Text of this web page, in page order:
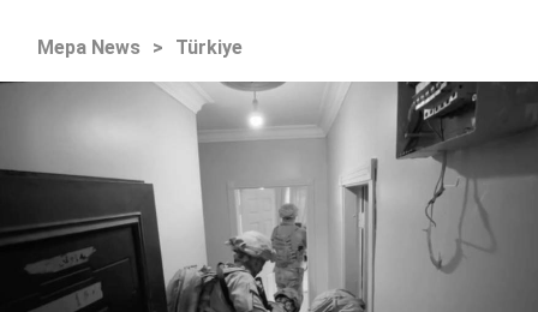
Mepa News > Türkiye